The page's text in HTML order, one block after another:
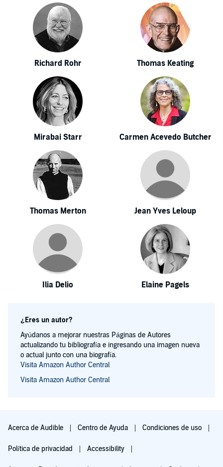
Richard Rohr Thomas Keating
Mirabai Starr Carmen Acevedo Butcher
Thomas Merton Jean Yves Leloup
Ilia Delio Elaine Pagels
¿Eres un autor?
Ayúdanos a mejorar nuestras Páginas de Autores
actualizando tu bibliografía e ingresando una imagen nueva
o actual junto con una biografía.
Visita Amazon Author Central
Visita Amazon Author Central
Acerca de Audible Centro de Ayuda Condiciones de uso
Política de privacidad Accessibility